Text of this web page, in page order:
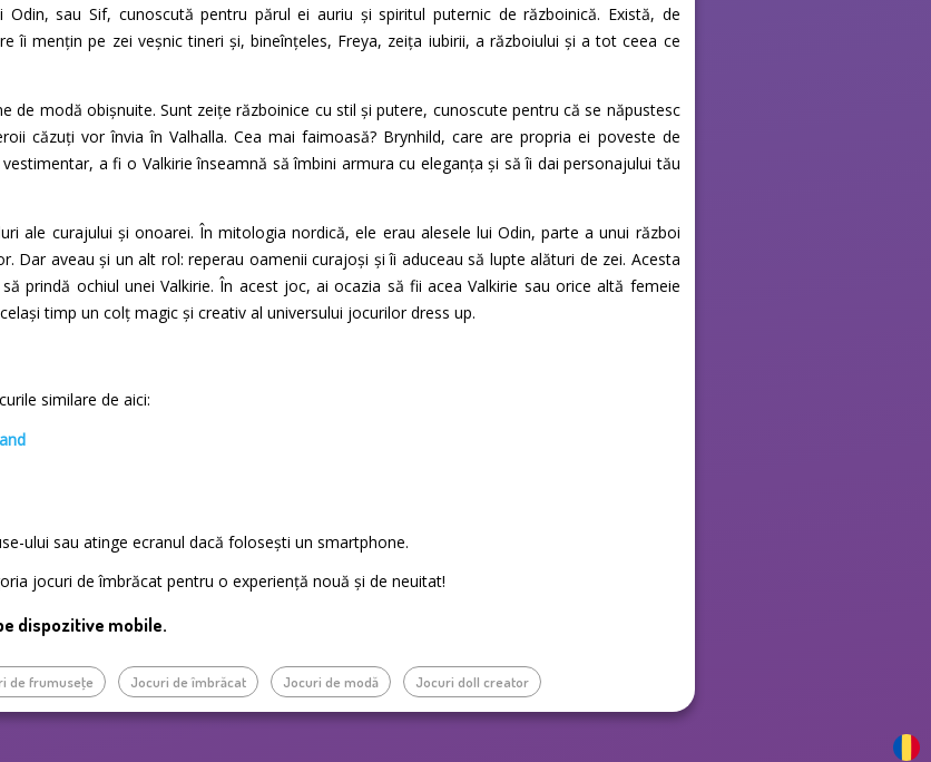
sau Sif, cunoscută pentru părul ei auriu și spiritul puternic de războinică. Există, de
îi mențin pe zei veșnic tineri și, bineînțeles, Freya, zeița iubirii, a războiului și a tot ceea ce
de modă obișnuite. Sunt zeițe războinice cu stil și putere, cunoscute pentru că se năpustesc
căzuți vor învia în Valhalla. Cea mai faimoasă? Brynhild, care are propria ei poveste de
a fi o Valkirie înseamnă să îmbini armura cu eleganța și să îi dai personajului tău
ale curajului și onoarei. În mitologia nordică, ele erau alesele lui Odin, parte a unui război
Dar aveau și un alt rol: reperau oamenii curajoși și îi aduceau să lupte alături de zei. Acesta
prindă ochiul unei Valkirie. În acest joc, ai ocazia să fii acea Valkirie sau orice altă femeie
timp un colț magic și creativ al universului jocurilor dress up.
similare de aici:
ului sau atinge ecranul dacă folosești un smartphone.
jocuri de îmbrăcat pentru o experiență nouă și de neuitat!
dispozitive mobile.
de frumuseţe Jocuri de îmbrăcat Jocuri de modă Jocuri doll creator